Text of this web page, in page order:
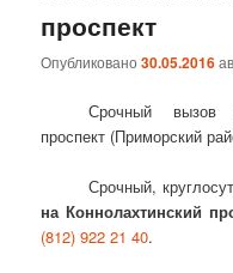
проспект
Опубликовано30.05.2016
Срочный вызов
проспект (Приморский
Срочный,
на Коннолахтинский
(812) 922 21 40.